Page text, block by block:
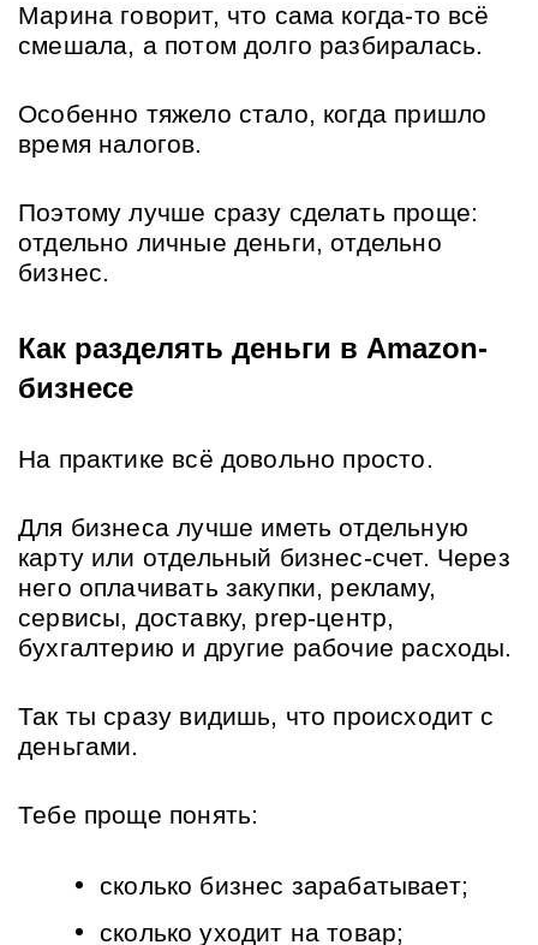
Марина говорит, что сама когда-то всё
смешала, а потом долго разбиралась.
Особенно тяжело стало, когда пришло
время налогов.
Поэтому лучше сразу сделать проще:
отдельно личные деньги, отдельно
бизнес.
Как разделять деньги в Amazon-
бизнесе
На практике всё довольно просто.
Для бизнеса лучше иметь отдельную
карту или отдельный бизнес-счет. Через
него оплачивать закупки, рекламу,
сервисы, доставку, prep-центр,
бухгалтерию и другие рабочие расходы.
Так ты сразу видишь, что происходит с
деньгами.
Тебе проще понять:
сколько бизнес зарабатывает;
сколько уходит на товар;